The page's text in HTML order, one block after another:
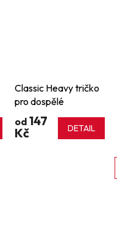
Classic Heavy tričko
pro dospělé
od147
Kč
DETAIL